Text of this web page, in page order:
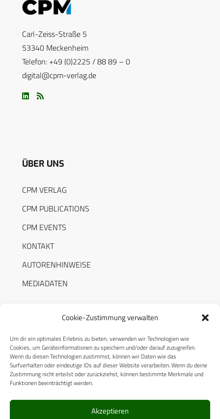
Cookie-Zustimmung verwalten
Um dir ein optimales Erlebnis zu bieten, verwenden wir Technologien wie
Cookies, um Geräteinformationen zu speichern und/oder darauf zuzugreifen.
Wenn du diesen Technologien zustimmst, können wir Daten wie das
Surfverhalten oder eindeutige IDs auf dieser Website verarbeiten. Wenn du deine
Zustimmung nicht erteilst oder zurückziehst, können bestimmte Merkmale und
Funktionen beeinträchtigt werden.
Akzeptieren
Carl-Zeiss-Straße 5
53340 Meckenheim
Telefon: +49 (0)2225 / 88 89 – 0
digital@cpm-verlag.de
ÜBER UNS
CPM VERLAG
CPM PUBLICATIONS
CPM EVENTS
KONTAKT
AUTORENHINWEISE
MEDIADATEN
RECHTLICHES
Datenschutzerklärung
Cookie-Richtlinie (EU)